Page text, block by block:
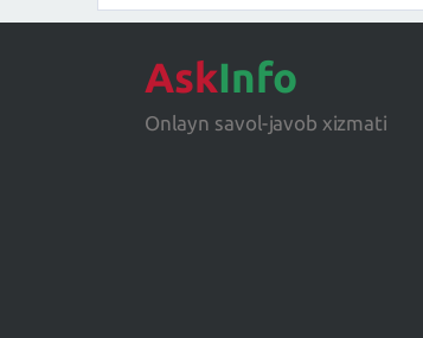
AskInfo
Onlayn savol-javob xizmati